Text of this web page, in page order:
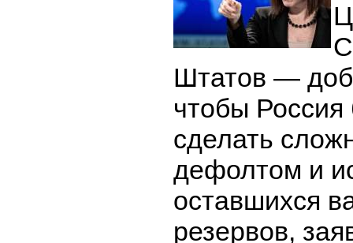
Штатов —
чтобы
сделать
дефолтом и
оставшихся
резервов,